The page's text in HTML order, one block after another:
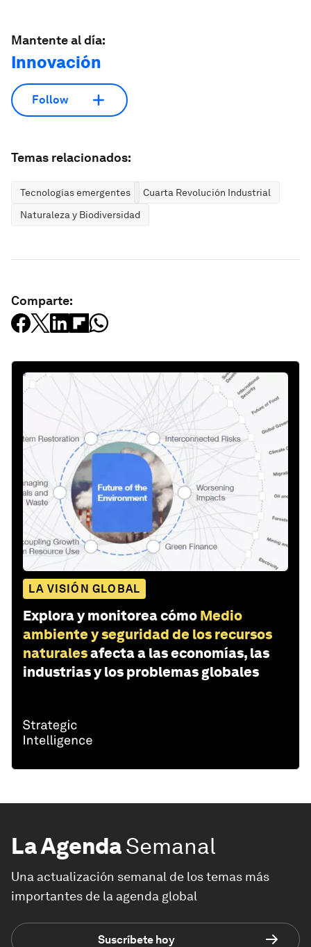
Mantente al día:
Innovación
Follow
Temas relacionados:
Tecnologías emergentes
Cuarta Revolución Industrial
Naturaleza y Biodiversidad
Comparte:
LA VISIÓN GLOBAL
Explora y monitorea cómo Medio
ambiente y seguridad de los recursos
naturalesafecta a las economías, las
industrias y los problemas globales
La AgendaSemanal
Una actualización semanal de los temas más
importantes de la agenda global
Suscríbete hoy